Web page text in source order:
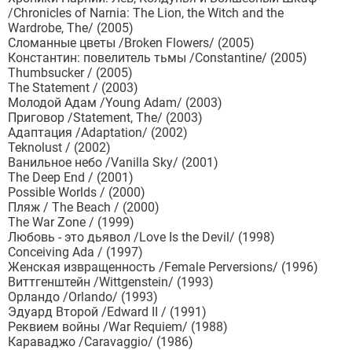
/Chronicles of Narnia: The Lion, the Witch and the
Wardrobe, The/ (2005)
Сломанные цветы /Broken Flowers/ (2005)
Константин: повелитель тьмы /Constantine/ (2005)
Thumbsucker / (2005)
The Statement / (2003)
Молодой Адам /Young Adam/ (2003)
Приговор /Statement, The/ (2003)
Адаптация /Adaptation/ (2002)
Teknolust / (2002)
Ванильное небо /Vanilla Sky/ (2001)
The Deep End / (2001)
Possible Worlds / (2000)
Пляж / The Beach / (2000)
The War Zone / (1999)
Любовь - это дьявол /Love Is the Devil/ (1998)
Conceiving Ada / (1997)
Женская извращенность /Female Perversions/ (1996)
Виттгенштейн /Wittgenstein/ (1993)
Орландо /Orlando/ (1993)
Эдуард Второй /Edward II / (1991)
Реквием войны /War Requiem/ (1988)
Караваджо /Caravaggio/ (1986)